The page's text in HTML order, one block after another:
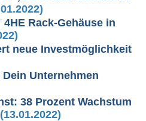
4HE Rack-Gehäuse in
neue Investmöglichkeit
Unternehmen
38 Prozent Wachstum
(13.01.2022)